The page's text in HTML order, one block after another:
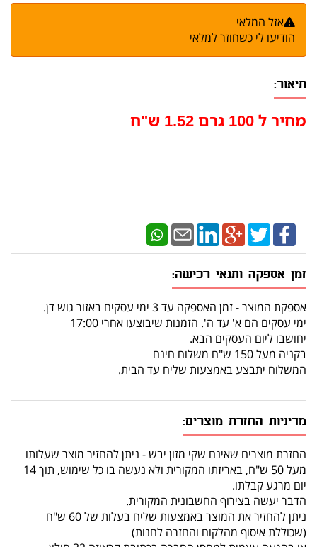
אזל המלאי
הודיעו לי כשחוזר למלאי
תיאור:
מחיר ל 100 גרם 1.52 ש"ח
זמן אספקה ותנאי רכישה:
אספקת המוצר - זמן האספקה עד 3 ימי עסקים באזור גוש דן.
ימי עסקים הם א' עד ה'. הזמנות שיבוצעו אחרי 17:00
יחושבו ליום העסקים הבא.
בקניה מעל 150 ש"ח משלוח חינם
המשלוח יתבצע באמצעות שליח עד הבית.
מדיניות החזרת מוצרים:
החזרת מוצרים שאינם שקי מזון יבש - ניתן להחזיר מוצר שעלותו
מעל 50 ש"ח, באריזתו המקורית ולא נעשה בו כל שימוש, תוך 14
יום מרגע קבלתו.
הדבר יעשה בצירוף החשבונית המקורית.
ניתן להחזיר את המוצר באמצעות שליח בעלות של 60 ש"ח
(שכוללת איסוף מהלקוח והחזרה לחנות)